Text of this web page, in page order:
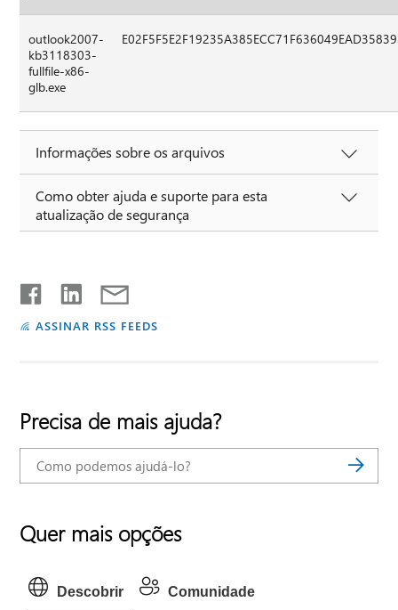
outlook2007-
kb3118303-
fullfile-x86-
glb.exe
Informações sobre os arquivos
Como obter ajuda e suporte para esta
atualização de segurança
ASSINAR RSS FEEDS
Precisa de mais ajuda?
Quer mais opções
Descobrir Comunidade